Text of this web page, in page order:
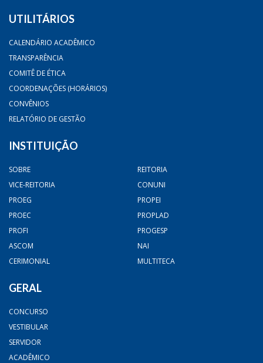
UTILITÁRIOS
CALENDÁRIO ACADÊMICO
TRANSPARÊNCIA
COMITÊ DE ÉTICA
COORDENAÇÕES (HORÁRIOS)
CONVÊNIOS
RELATÓRIO DE GESTÃO
INSTITUIÇÃO
SOBRE
REITORIA
VICE-REITORIA
CONUNI
PROEG
PROPEI
PROEC
PROPLAD
PROFI
PROGESP
ASCOM
NAI
CERIMONIAL
MULTITECA
GERAL
CONCURSO
VESTIBULAR
SERVIDOR
ACADÊMICO